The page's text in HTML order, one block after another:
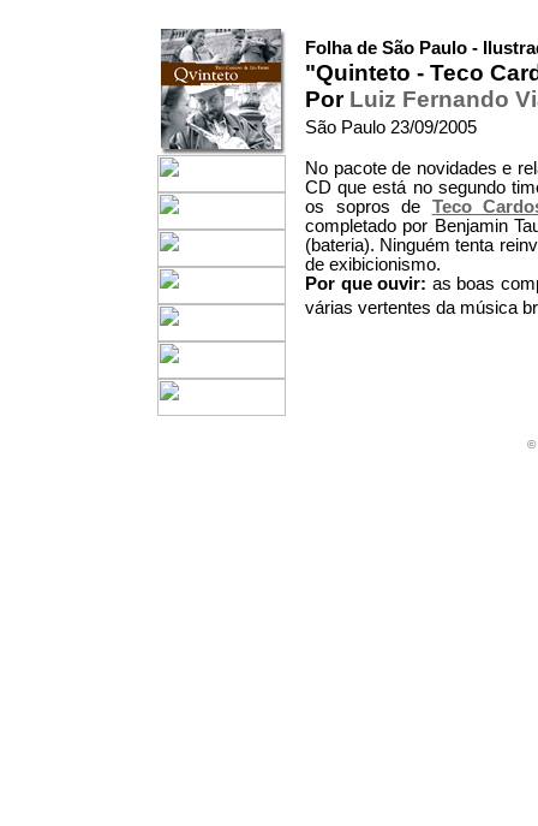
Folha de São Paulo -
"Quinteto - Teco
Por Luiz Fernando
São Paulo 23/09/2005
No pacote de novidades e
CD que está no segundo
os sopros de Teco
completado por Benjamin
(bateria). Ninguém tenta
de exibicionismo.
Por que ouvir: as boas
várias vertentes da música
©